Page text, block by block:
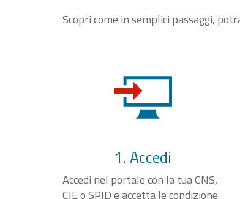
Scopri come in semplici passaggi,
1. Accedi
Accedi nel portale con la tua CNS,
CIE o SPID e accetta le condizione